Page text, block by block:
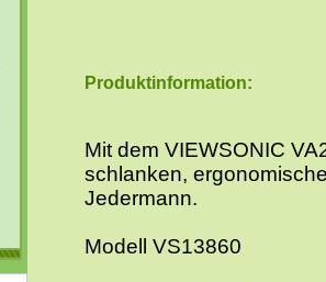
Produktinformation:
Mit dem VIEWSONIC
schlanken,
Jedermann.
Modell VS13860